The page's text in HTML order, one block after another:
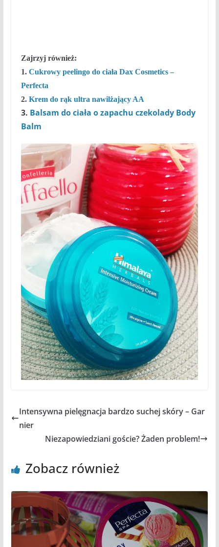
Zajrzyj również:
1. Cukrowy peelingo do ciała Dax Cosmetics –
Perfecta
2. Krem do rąk ultra nawilżający AA
3. Balsam do ciała o zapachu czekolady Body
Balm
Intensywna pielęgnacja bardzo suchej skóry – Gar
nier
Niezapowiedziani goście? Żaden problem!
Zobacz również